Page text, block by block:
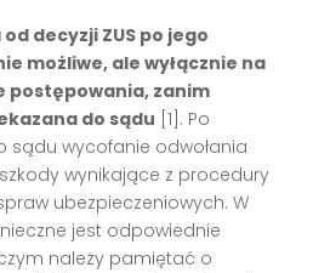
decyzji ZUS po jego
możliwe, ale wyłącznie na
postępowania, zanim
do sądu [1]. Po
sądu wycofanie odwołania
wynikające z procedury
ubezpieczeniowych. W
jest odpowiednie
należy pamiętać o